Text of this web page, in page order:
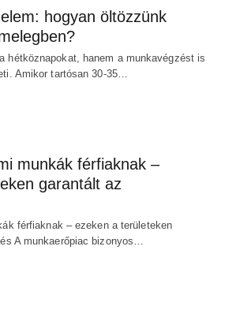
hogyan öltözzünk
hétköznapokat, hanem a munkavégzést is
Amikor tartósan 30-35…
munkák férfiaknak –
garantált az
férfiaknak – ezeken a területeken
A munkaerőpiac bizonyos…